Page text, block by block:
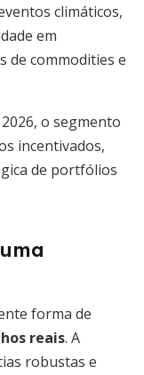
climáticos,
em
de commodities e
o segmento
incentivados,
de portfólios
forma de
reais. A
robustas e